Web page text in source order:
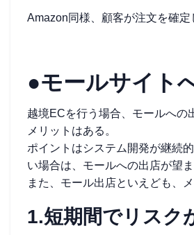
Amazon同様、顧客が注文を確
●モールサイト
越境ECを行う場合、モールへの
メリットはある。
ポイントはシステム開発が継続
い場合は、モールへの出店が望ま
また、モール出店といえども、
1.短期間でリスク